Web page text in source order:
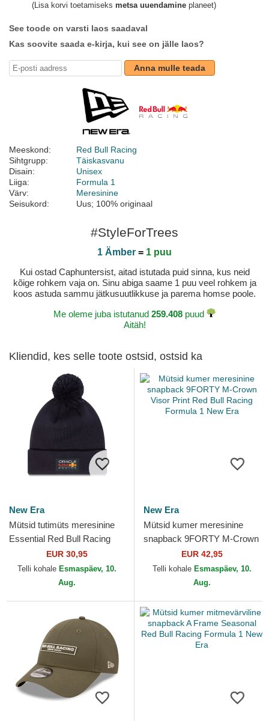
(Lisa korvi toetamiseks metsa uuendamine planeet)
See toode on varsti laos saadaval
Kas soovite saada e-kirja, kui see on jälle laos?
Anna mulle teada
Meeskond:
Red Bull Racing
Sihtgrupp:
Täiskasvanu
Disain:
Unisex
Liiga:
Formula 1
Värv:
Meresinine
Seisukord:
Uus; 100% originaal
#StyleForTrees
1 Ämber = 1 puu
Kui ostad Caphuntersist, aitad istutada puid sinna, kus neid
kõige rohkem vaja on. Sinu abiga saame 1 puu veel rohkem ja
koos astuda sammu jätkusuutlikkuse ja parema homse poole.
Me oleme juba istutanud 259.408 puud
Aitäh!
Kliendid, kes selle toote ostsid, ostsid ka
New Era
Mütsid tutimüts meresinine
Essential Red Bull Racing
Formula 1 New Era
EUR 30,95
Telli kohale Esmaspäev, 10.
Aug.
New Era
Mütsid kumer meresinine
snapback 9FORTY M-Crown
Visor Print Red Bull Racing
Formula 1 New Era
EUR 42,95
Telli kohale Esmaspäev, 10.
Aug.